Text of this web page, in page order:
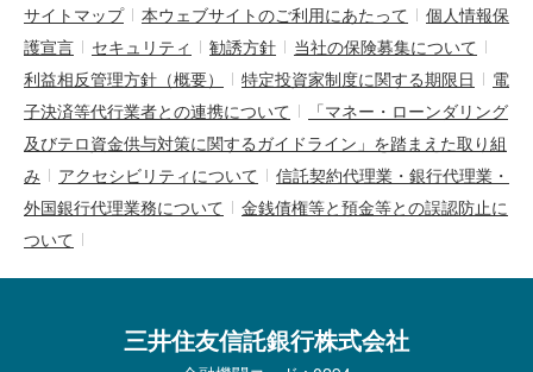
サイトマップ 本ウェブサイトのご利用にあたって
個人情報保
護宣言
セキュリティ 勧誘方針
当社の保険募集について
利益相反管理方針（概要）
特定投資家制度に関する期限日
電
子決済等代行業者との連携について
「マネー・ローンダリング
及びテロ資金供与対策に関するガイドライン」を踏まえた取り組
み
アクセシビリティについて
信託契約代理業・銀行代理業・
外国銀行代理業務について
金銭債権等と預金等との誤認防止に
ついて
三井住友信託銀行株式会社